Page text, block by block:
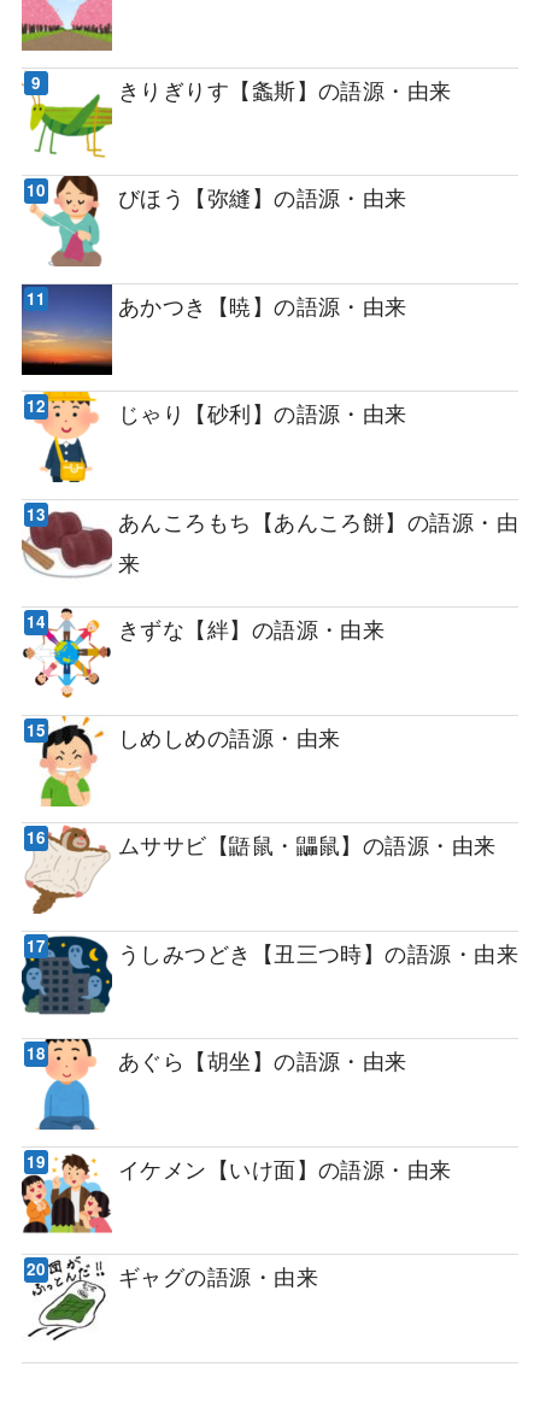
きりぎりす【螽斯】の語源・由来
びほう【弥縫】の語源・由来
あかつき【暁】の語源・由来
じゃり【砂利】の語源・由来
あんころもち【あんころ餅】の語源・由
来
きずな【絆】の語源・由来
しめしめの語源・由来
ムササビ【鼯鼠・鼺鼠】の語源・由来
うしみつどき【丑三つ時】の語源・由来
あぐら【胡坐】の語源・由来
イケメン【いけ面】の語源・由来
ギャグの語源・由来